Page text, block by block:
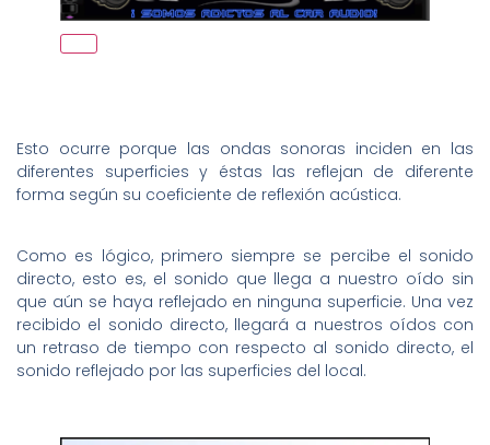
Esto ocurre porque las ondas sonoras inciden en las
diferentes superficies y éstas las reflejan de diferente
forma según su coeficiente de reflexión acústica.
Como es lógico, primero siempre se percibe el sonido
directo, esto es, el sonido que llega a nuestro oído sin
que aún se haya reflejado en ninguna superficie. Una vez
recibido el sonido directo, llegará a nuestros oídos con
un retraso de tiempo con respecto al sonido directo, el
sonido reflejado por las superficies del local.